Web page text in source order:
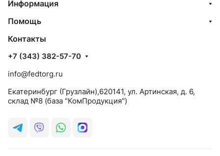
Информация
Помощь
Контакты
+7 (343) 382-57-70
info@fedtorg.ru
Екатеринбург (Грузлайн),620141, ул. Артинская, д. 6,
склад №8 (база "КомПродукция")